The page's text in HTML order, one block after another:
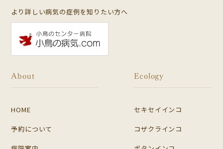
より詳しい病気の症例を知りたい方へ
About
HOME
予約について
Ecology
セキセイインコ
コザクラインコ